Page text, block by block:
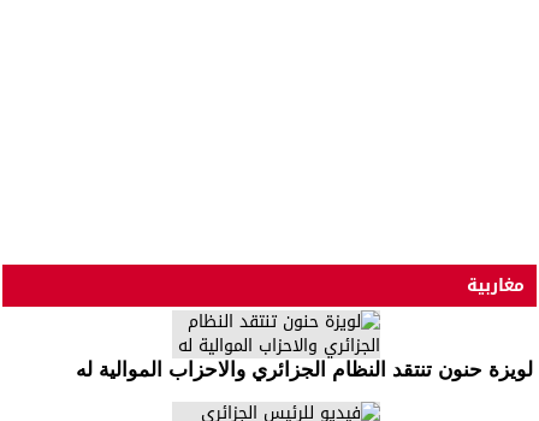
مغاربية
لويزة حنون تنتقد النظام الجزائري والاحزاب الموالية له